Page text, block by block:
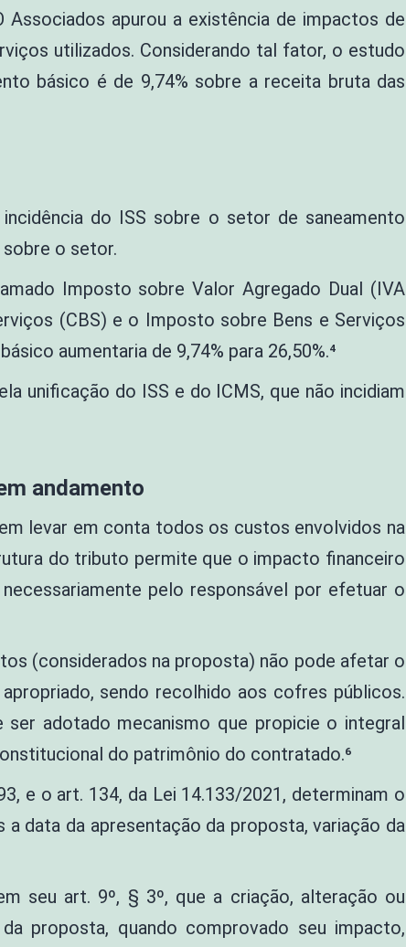
apurou a existência de impactos de
utilizados. Considerando tal fator, o estudo
básico é de 9,74% sobre a receita bruta das
do ISS sobre o setor de saneamento
o setor.
Imposto sobre Valor Agregado Dual (IVA
(CBS) e o Imposto sobre Bens e Serviços
aumentaria de 9,74% para 26,50%.⁴
unificação do ISS e do ICMS, que não incidiam
andamento
levar em conta todos os custos envolvidos na
do tributo permite que o impacto financeiro
pelo responsável por efetuar o
(considerados na proposta) não pode afetar o
sendo recolhido aos cofres públicos.
adotado mecanismo que propicie o integral
do patrimônio do contratado.⁶
e o art. 134, da Lei 14.133/2021, determinam o
data da apresentação da proposta, variação da
seu art. 9º, § 3º, que a criação, alteração ou
proposta, quando comprovado seu impacto,